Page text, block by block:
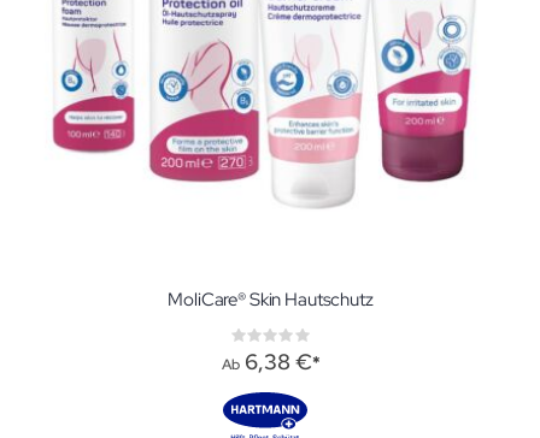
MoliCare® Skin Hautschutz
Rating:
0%
Ab 6,38 €